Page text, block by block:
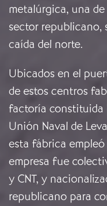
metalúrgica, una
sector republicano,
caída del norte.
Ubicados en el
de estos centros
factoría constituida
Unión Naval de
esta fábrica
empresa fue
y CNT, y
republicano para